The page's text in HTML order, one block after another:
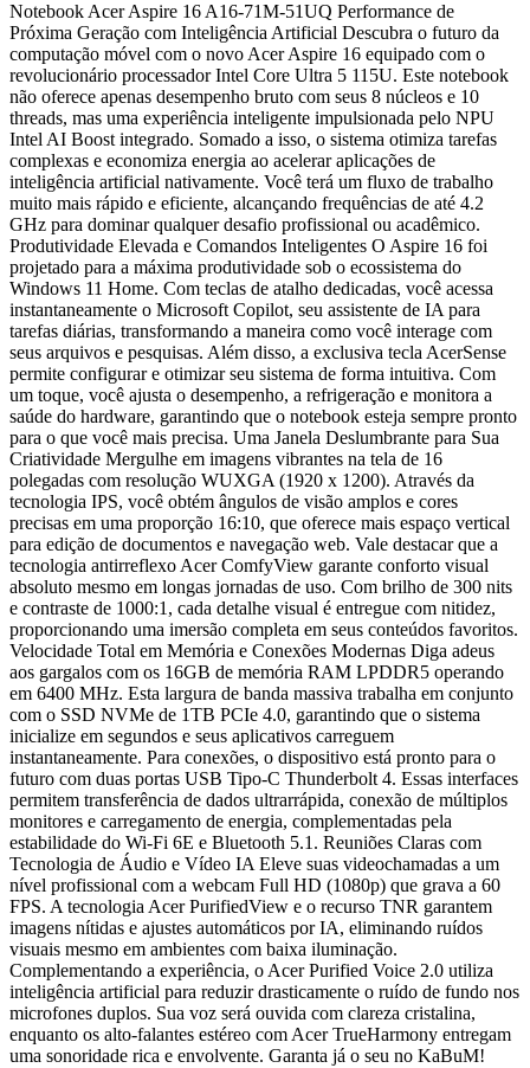
Notebook Acer Aspire 16 A16-71M-51UQ Performance de
Próxima Geração com Inteligência Artificial Descubra o futuro da
computação móvel com o novo Acer Aspire 16 equipado com o
revolucionário processador Intel Core Ultra 5 115U. Este notebook
não oferece apenas desempenho bruto com seus 8 núcleos e 10
threads, mas uma experiência inteligente impulsionada pelo NPU
Intel AI Boost integrado. Somado a isso, o sistema otimiza tarefas
complexas e economiza energia ao acelerar aplicações de
inteligência artificial nativamente. Você terá um fluxo de trabalho
muito mais rápido e eficiente, alcançando frequências de até 4.2
GHz para dominar qualquer desafio profissional ou acadêmico.
Produtividade Elevada e Comandos Inteligentes O Aspire 16 foi
projetado para a máxima produtividade sob o ecossistema do
Windows 11 Home. Com teclas de atalho dedicadas, você acessa
instantaneamente o Microsoft Copilot, seu assistente de IA para
tarefas diárias, transformando a maneira como você interage com
seus arquivos e pesquisas. Além disso, a exclusiva tecla AcerSense
permite configurar e otimizar seu sistema de forma intuitiva. Com
um toque, você ajusta o desempenho, a refrigeração e monitora a
saúde do hardware, garantindo que o notebook esteja sempre pronto
para o que você mais precisa. Uma Janela Deslumbrante para Sua
Criatividade Mergulhe em imagens vibrantes na tela de 16
polegadas com resolução WUXGA (1920 x 1200). Através da
tecnologia IPS, você obtém ângulos de visão amplos e cores
precisas em uma proporção 16:10, que oferece mais espaço vertical
para edição de documentos e navegação web. Vale destacar que a
tecnologia antirreflexo Acer ComfyView garante conforto visual
absoluto mesmo em longas jornadas de uso. Com brilho de 300 nits
e contraste de 1000:1, cada detalhe visual é entregue com nitidez,
proporcionando uma imersão completa em seus conteúdos favoritos.
Velocidade Total em Memória e Conexões Modernas Diga adeus
aos gargalos com os 16GB de memória RAM LPDDR5 operando
em 6400 MHz. Esta largura de banda massiva trabalha em conjunto
com o SSD NVMe de 1TB PCIe 4.0, garantindo que o sistema
inicialize em segundos e seus aplicativos carreguem
instantaneamente. Para conexões, o dispositivo está pronto para o
futuro com duas portas USB Tipo-C Thunderbolt 4. Essas interfaces
permitem transferência de dados ultrarrápida, conexão de múltiplos
monitores e carregamento de energia, complementadas pela
estabilidade do Wi-Fi 6E e Bluetooth 5.1. Reuniões Claras com
Tecnologia de Áudio e Vídeo IA Eleve suas videochamadas a um
nível profissional com a webcam Full HD (1080p) que grava a 60
FPS. A tecnologia Acer PurifiedView e o recurso TNR garantem
imagens nítidas e ajustes automáticos por IA, eliminando ruídos
visuais mesmo em ambientes com baixa iluminação.
Complementando a experiência, o Acer Purified Voice 2.0 utiliza
inteligência artificial para reduzir drasticamente o ruído de fundo nos
microfones duplos. Sua voz será ouvida com clareza cristalina,
enquanto os alto-falantes estéreo com Acer TrueHarmony entregam
uma sonoridade rica e envolvente. Garanta já o seu no KaBuM!